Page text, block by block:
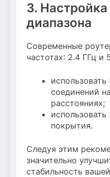
3. Настройка
диапазона
Современные
частотах: 2.4 ГГц и
соединений
расстояниях;
покрытия.
Следуя этим
значительно
стабильность